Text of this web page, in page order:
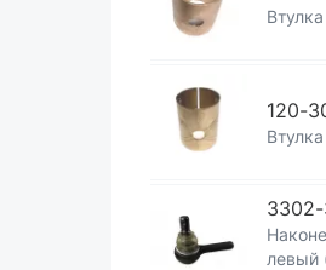
120-
3302-
левый